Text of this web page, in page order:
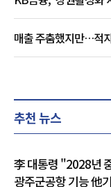
매출 주춤했지만…적
추천 뉴스
李 대통령 "2028년
광주군공항 기능 他